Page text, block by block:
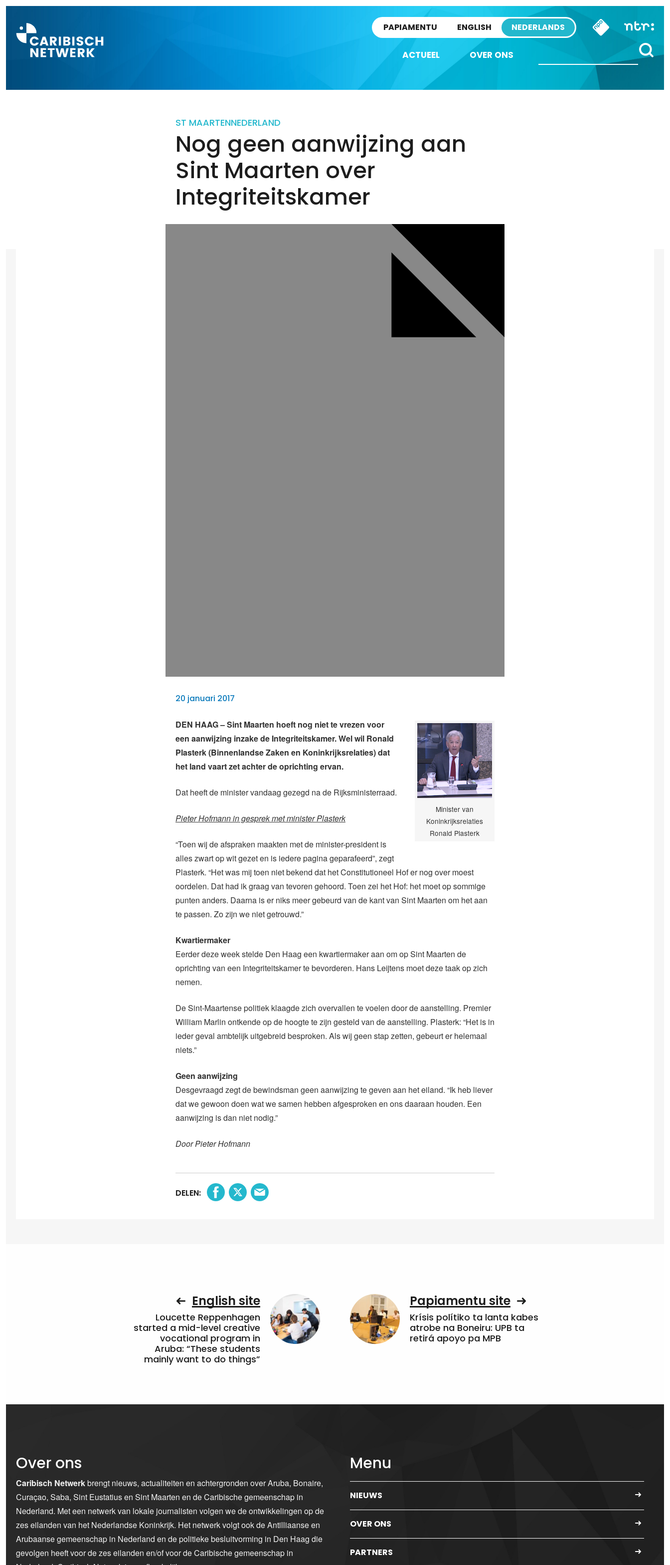
PAPIAMENTU ENGLISH NEDERLANDS
ACTUEEL OVER ONS
ST MAARTENNEDERLAND
Nog geen aanwijzing aan
Sint Maarten over
Integriteitskamer
20 januari 2017
Minister van
Koninkrijksrelaties
Ronald Plasterk
DEN HAAG – Sint Maarten hoeft nog niet te vrezen voor
een aanwijzing inzake de Integriteitskamer. Wel wil Ronald
Plasterk (Binnenlandse Zaken en Koninkrijksrelaties) dat
het land vaart zet achter de oprichting ervan.
Dat heeft de minister vandaag gezegd na de Rijksministerraad.
Pieter Hofmann in gesprek met minister Plasterk
“Toen wij de afspraken maakten met de minister-president is
alles zwart op wit gezet en is iedere pagina geparafeerd”, zegt
Plasterk. “Het was mij toen niet bekend dat het Constitutioneel Hof er nog over moest
oordelen. Dat had ik graag van tevoren gehoord. Toen zei het Hof: het moet op sommige
punten anders. Daarna is er niks meer gebeurd van de kant van Sint Maarten om het aan
te passen. Zo zijn we niet getrouwd.”
Kwartiermaker
Eerder deze week stelde Den Haag een kwartiermaker aan om op Sint Maarten de
oprichting van een Integriteitskamer te bevorderen. Hans Leijtens moet deze taak op zich
nemen.
De Sint-Maartense politiek klaagde zich overvallen te voelen door de aanstelling. Premier
William Marlin ontkende op de hoogte te zijn gesteld van de aanstelling. Plasterk: “Het is in
ieder geval ambtelijk uitgebreid besproken. Als wij geen stap zetten, gebeurt er helemaal
niets.”
Geen aanwijzing
Desgevraagd zegt de bewindsman geen aanwijzing te geven aan het eiland. “Ik heb liever
dat we gewoon doen wat we samen hebben afgesproken en ons daaraan houden. Een
aanwijzing is dan niet nodig.”
Door Pieter Hofmann
DELEN:
English site
Loucette Reppenhagen
started a mid-level creative
vocational program in
Aruba: “These students
mainly want to do things”
Papiamentu site
Krísis polítiko ta lanta kabes
atrobe na Boneiru: UPB ta
retirá apoyo pa MPB
Over ons
Caribisch Netwerkbrengt nieuws, actualiteiten en achtergronden over Aruba, Bonaire,
Curaçao, Saba, Sint Eustatius en Sint Maarten en de Caribische gemeenschap in
Nederland. Met een netwerk van lokale journalisten volgen we de ontwikkelingen op de
zes eilanden van het Nederlandse Koninkrijk. Het netwerk volgt ook de Antilliaanse en
Arubaanse gemeenschap in Nederland en de politieke besluitvorming in Den Haag die
gevolgen heeft voor de zes eilanden en/of voor de Caribische gemeenschap in
Menu
NIEUWS
OVER ONS
PARTNERS